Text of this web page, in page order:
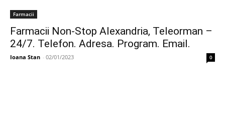
Farmacii
Farmacii Non-Stop Alexandria, Teleorman –
24/7. Telefon. Adresa. Program. Email.
Ioana Stan - 02/01/2023 0